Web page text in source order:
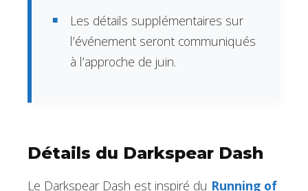
Les détails supplémentaires sur
l’événement seront communiqués
à l’approche de juin.
Détails du Darkspear Dash
Le Darkspear Dash est inspiré du Running of